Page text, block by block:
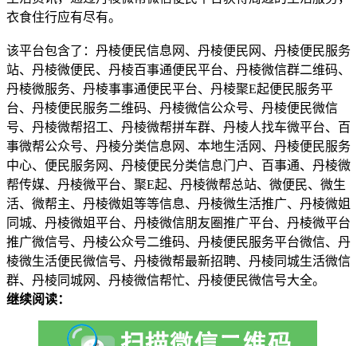
衣食住行应有尽有。
该平台包含了：丹棱便民信息网、丹棱便民网、丹棱便民服务
站、丹棱微便民、丹棱百事通便民平台、丹棱微信群二维码、
丹棱微服务、丹棱事事通便民平台、丹棱聚E起便民服务平
台、丹棱便民服务二维码、丹棱微信公众号、丹棱便民微信
号、丹棱微帮招工、丹棱微帮拼车群、丹棱人找车微平台、百
事微帮公众号、丹棱分类信息网、本地生活网、丹棱便民服务
中心、便民服务网、丹棱便民分类信息门户、百事通、丹棱微
帮传媒、丹棱微平台、聚E起、丹棱微帮总站、微便民、微生
活、微帮主、丹棱微姐等等信息、丹棱微生活推广、丹棱微姐
同城、丹棱微姐平台、丹棱微信朋友圈推广平台、丹棱微平台
推广微信号、丹棱公众号二维码、丹棱便民服务平台微信、丹
棱微生活便民微信号、丹棱微帮最新招聘、丹棱同城生活微信
群、丹棱同城网、丹棱微信帮忙、丹棱便民微信号大全。
继续阅读：